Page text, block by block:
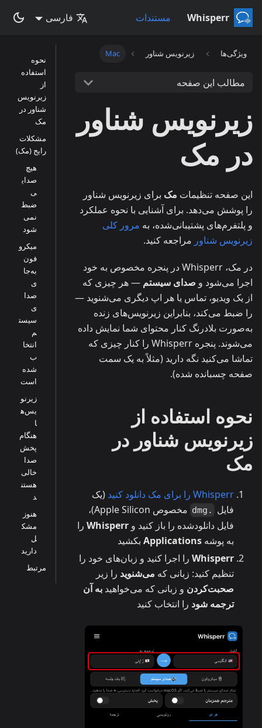
Whisperr مستندات فارسی
ویژگی‌ها زیرنویس شناور Mac
مطالب این صفحه
زیرنویس شناور
در مک
این صفحه تنظیمات مک برای زیرنویس شناور
را پوشش می‌دهد. برای آشنایی با نحوه عملکرد
و پلتفرم‌های پشتیبانی‌شده، به مرور کلی
زیرنویس شناور مراجعه کنید.
در مک، Whisperr در پنجره مخصوص به خود
اجرا می‌شود و صدای سیستم — هر چیزی که
از یک ویدیو، تماس یا هر اپ دیگری می‌شنوید —
را ضبط می‌کند، بنابراین زیرنویس‌های زنده
به‌صورت بلادرنگ کنار محتوای شما نمایش داده
می‌شوند. پنجره Whisperr را کنار چیزی که
تماشا می‌کنید نگه دارید (مثلاً به یک سمت
صفحه چسبانده شده).
نحوه استفاده از
زیرنویس شناور در
مک
Whisperr را برای مک دانلود کنید
(یک
فایل
.dmg
مخصوص Apple Silicon)،
فایل دانلودشده را باز کنید و Whisperr را
به پوشه Applications بکشید
Whisperr را اجرا کنید و زبان‌های خود را
تنظیم کنید: زبانی که می‌شنوید را زیر
صحبت‌کردن و زبانی که می‌خواهید به آن
ترجمه شود را انتخاب کنید
نحوه
استفاده
از
زیرنویس
شناور در
مک
مشکلات
رایج (مک)
هیچ
صدای
ی
ضبط
نمی‌
شود
میکرو
فون
به‌جا
ی
صدا
ی
سیست
م
انتخا
ب
شده
است
زیرنو
یس‌ه
ا
هنگام
پخش
صدا
خالی
هستن
د
هنوز
مشک
ل
دارید
مرتبط